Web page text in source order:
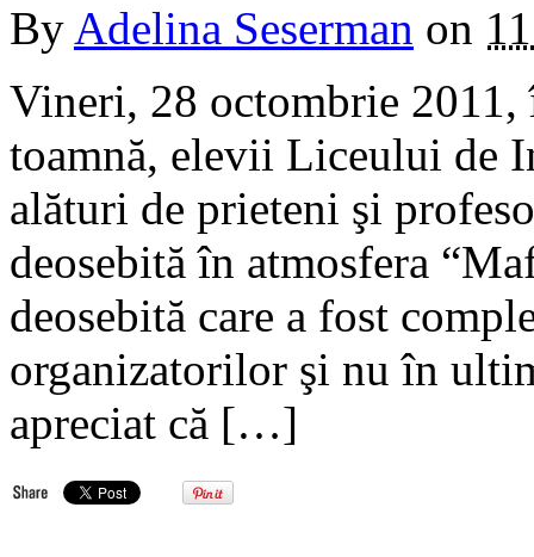
By Adelina Seserman on
Vineri, 28 octombrie
toamnă, elevii Liceului de
alături de prieteni şi
deosebită în atmosfera
deosebită care a fost
organizatorilor şi nu în
apreciat că […]